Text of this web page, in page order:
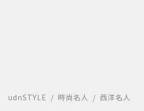
udnSTYLE 時尚名人 西洋名人